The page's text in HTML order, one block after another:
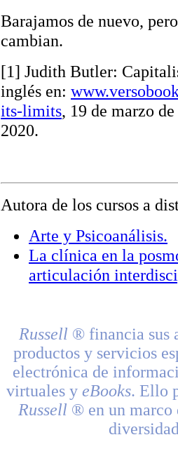
Barajamos de nuevo,
cambian.
[1] Judith Butler:
inglés en:
its-limits, 19 de marzo
2020.
Autora de los cursos a
Arte y Psicoanálisis.
La clínica en la
articulación
Russell ® financia sus
productos y servicios
electrónica de
virtuales y eBooks. Ello
Russell ® en un marco